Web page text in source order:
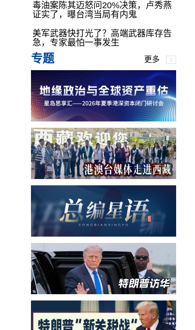
毒油案陈其迈怒问20%决策，卢秀燕
证实了，曝台湾当局有内鬼
美军武器快打光了？高端武器库存告
急，专家最怕一事发生
专题 更多